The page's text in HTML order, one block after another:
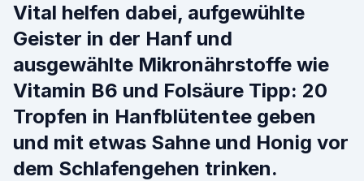
Vital helfen dabei, aufgewühlte
Geister in der Hanf und
ausgewählte Mikronährstoffe wie
Vitamin B6 und Folsäure Tipp: 20
Tropfen in Hanfblütentee geben
und mit etwas Sahne und Honig vor
dem Schlafengehen trinken.